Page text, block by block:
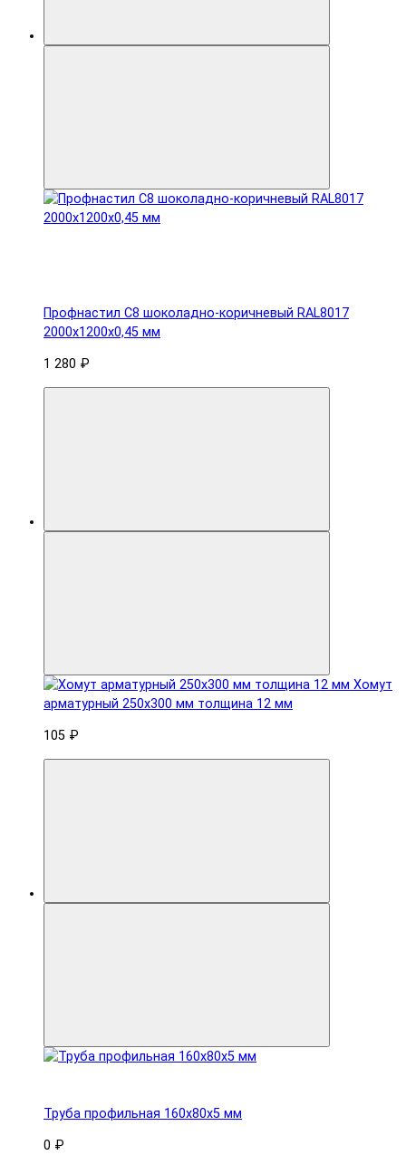
Профнастил С8 шоколадно-коричневый RAL8017
2000х1200х0,45 мм
1 280 ₽
Хомут
арматурный 250x300 мм толщина 12 мм
105 ₽
Труба профильная 160x80х5 мм
0 ₽